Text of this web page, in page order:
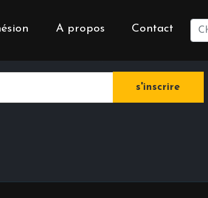
A propos Contact
vous à notre newsletter